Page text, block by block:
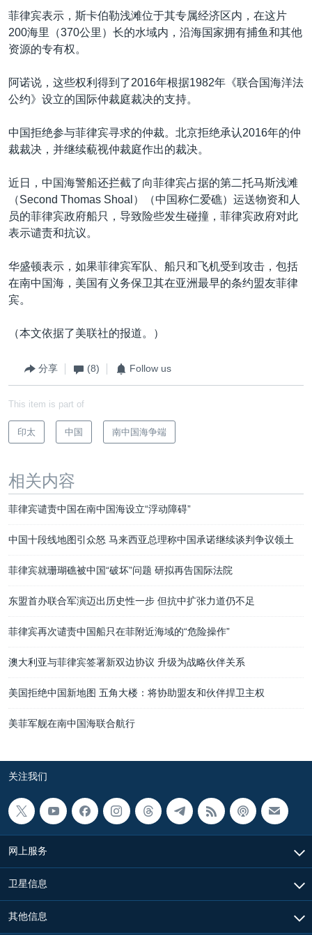
菲律宾表示，斯卡伯勒浅滩位于其专属经济区内，在这片
200海里（370公里）长的水域内，沿海国家拥有捕鱼和其他
资源的专有权。
阿诺说，这些权利得到了2016年根据1982年《联合国海洋法
公约》设立的国际仲裁庭裁决的支持。
中国拒绝参与菲律宾寻求的仲裁。北京拒绝承认2016年的仲
裁裁决，并继续藐视仲裁庭作出的裁决。
近日，中国海警船还拦截了向菲律宾占据的第二托马斯浅滩
（Second Thomas Shoal）（中国称仁爱礁）运送物资和人
员的菲律宾政府船只，导致险些发生碰撞，菲律宾政府对此
表示谴责和抗议。
华盛顿表示，如果菲律宾军队、船只和飞机受到攻击，包括
在南中国海，美国有义务保卫其在亚洲最早的条约盟友菲律
宾。
（本文依据了美联社的报道。）
分享 (8) Follow us
This item is part of
印太 中国 南中国海争端
相关内容
菲律宾谴责中国在南中国海设立“浮动障碍”
中国十段线地图引众怒 马来西亚总理称中国承诺继续谈判争议领土
菲律宾就珊瑚礁被中国“破坏”问题 研拟再告国际法院
东盟首办联合军演迈出历史性一步 但抗中扩张力道仍不足
菲律宾再次谴责中国船只在菲附近海域的“危险操作”
澳大利亚与菲律宾签署新双边协议 升级为战略伙伴关系
美国拒绝中国新地图 五角大楼：将协助盟友和伙伴捍卫主权
美菲军舰在南中国海联合航行
关注我们
网上服务
卫星信息
其他信息